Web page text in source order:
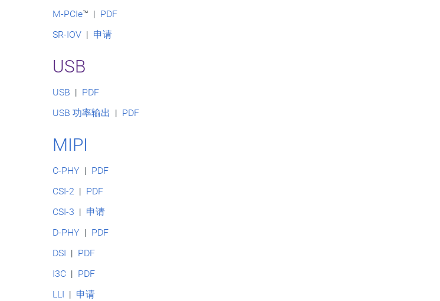
M-PCIe™ | PDF
SR-IOV| 申请
USB
USB | PDF
USB 功率输出 | PDF
MIPI
C-PHY | PDF
CSI-2| PDF
CSI-3 | 申请
D-PHY | PDF
DSI | PDF
I3C| PDF
LLI | 申请